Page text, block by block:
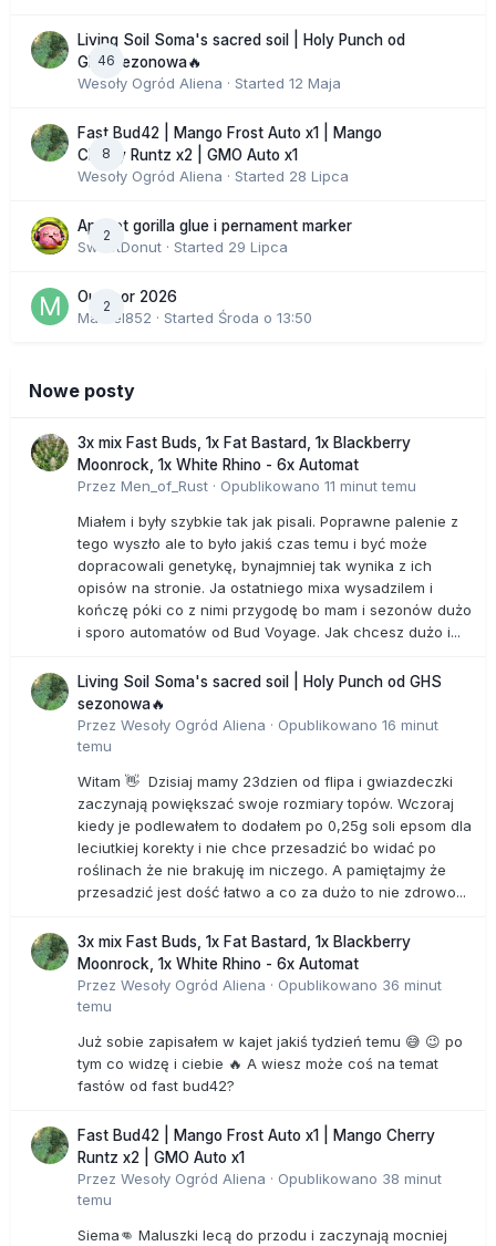
46
Living Soil Soma's sacred soil | Holy Punch od
GHS sezonowa🔥
Wesoły Ogród Aliena · Started 12 Maja
8
Fast Bud42 | Mango Frost Auto x1 | Mango
Cherry Runtz x2 | GMO Auto x1
Wesoły Ogród Aliena · Started 28 Lipca
2
Apricot gorilla glue i pernament marker
SweetDonut · Started 29 Lipca
2
Outdoor 2026
Marcel852 · Started Środa o 13:50
Nowe posty
3x mix Fast Buds, 1x Fat Bastard, 1x Blackberry
Moonrock, 1x White Rhino - 6x Automat
Przez Men_of_Rust · Opublikowano 11 minut temu
Miałem i były szybkie tak jak pisali. Poprawne palenie z
tego wyszło ale to było jakiś czas temu i być może
dopracowali genetykę, bynajmniej tak wynika z ich
opisów na stronie. Ja ostatniego mixa wysadzilem i
kończę póki co z nimi przygodę bo mam i sezonów dużo
i sporo automatów od Bud Voyage. Jak chcesz dużo i...
Living Soil Soma's sacred soil | Holy Punch od GHS
sezonowa🔥
Przez Wesoły Ogród Aliena · Opublikowano 16 minut
temu
Witam 👋 Dzisiaj mamy 23dzien od flipa i gwiazdeczki
zaczynają powiększać swoje rozmiary topów. Wczoraj
kiedy je podlewałem to dodałem po 0,25g soli epsom dla
leciutkiej korekty i nie chce przesadzić bo widać po
roślinach że nie brakuję im niczego. A pamiętajmy że
przesadzić jest dość łatwo a co za dużo to nie zdrowo...
3x mix Fast Buds, 1x Fat Bastard, 1x Blackberry
Moonrock, 1x White Rhino - 6x Automat
Przez Wesoły Ogród Aliena · Opublikowano 36 minut
temu
Już sobie zapisałem w kajet jakiś tydzień temu 😅 😉 po
tym co widzę i ciebie 🔥 A wiesz może coś na temat
fastów od fast bud42?
Fast Bud42 | Mango Frost Auto x1 | Mango Cherry
Runtz x2 | GMO Auto x1
Przez Wesoły Ogród Aliena · Opublikowano 38 minut
temu
Siema👊 Maluszki lecą do przodu i zaczynają mocniej